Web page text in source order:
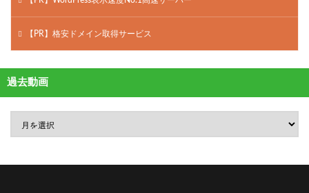
【PR】格安ドメイン取得サービス
過去動画